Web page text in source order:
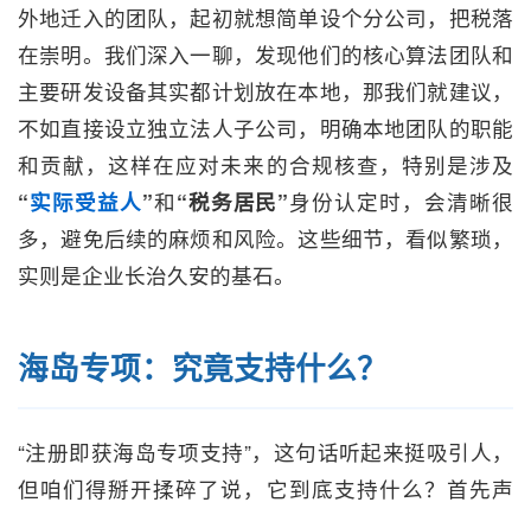
外地迁入的团队，起初就想简单设个分公司，把税落
在崇明。我们深入一聊，发现他们的核心算法团队和
主要研发设备其实都计划放在本地，那我们就建议，
不如直接设立独立法人子公司，明确本地团队的职能
和贡献，这样在应对未来的合规核查，特别是涉及
“实际受益人”和“税务居民”身份认定时，会清晰很
多，避免后续的麻烦和风险。这些细节，看似繁琐，
实则是企业长治久安的基石。
海岛专项：究竟支持什么？
“注册即获海岛专项支持”，这句话听起来挺吸引人，
但咱们得掰开揉碎了说，它到底支持什么？首先声